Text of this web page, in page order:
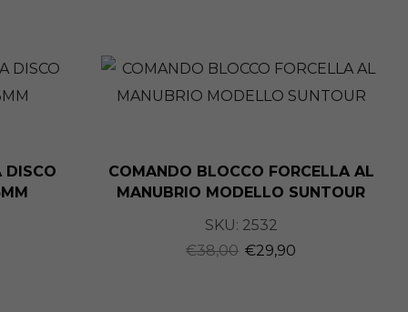
DISCO
COMANDO BLOCCO FORCELLA AL
MANUBRIO MODELLO SUNTOUR
SKU: 2532
€38,00 €29,90